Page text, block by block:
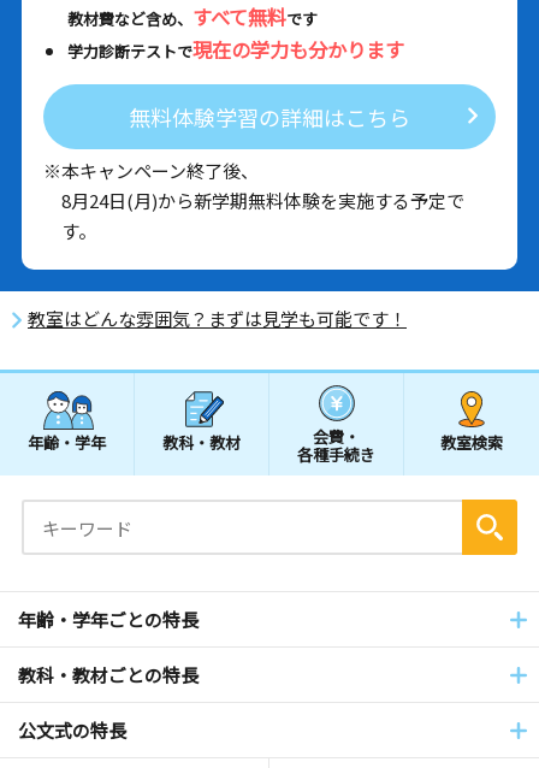
教材費など含め、 すべて無料です
学力診断テストで現在の学力も分かります
無料体験学習の詳細はこちら
※本キャンペーン終了後、
8月24日(月)から新学期無料体験を実施する予定で
す。
教室はどんな雰囲気？まずは見学も可能です！
年齢・学年 教科・教材 会費・
各種手続き
教室検索
年齢・学年ごとの特長
教科・教材ごとの特長
公文式の特長